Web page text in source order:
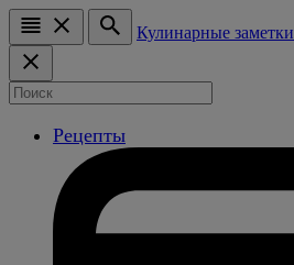
Кулинарные заметки
Рецепты